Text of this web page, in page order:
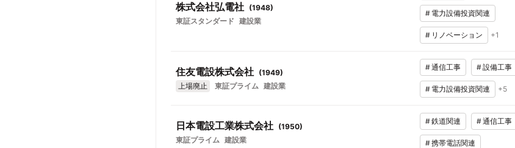
株式会社弘電社 (1948)
東証スタンダード 建設業
# 電力設備投資関連
# リノベーション +1
住友電設株式会社 (1949)
上場廃止
東証プライム 建設業
#通信工事 #設備工事
# 電力設備投資関連 +5
日本電設工業株式会社 (1950)
東証プライム 建設業
#鉄道関連 #通信工事
#携帯電話関連